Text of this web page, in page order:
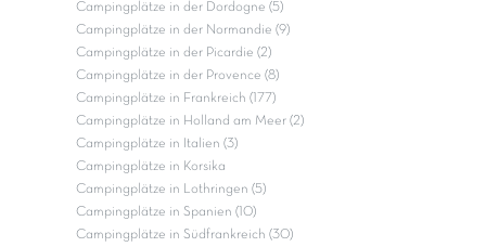
Campingplätze in der Dordogne (5)
Campingplätze in der Normandie (9)
Campingplätze in der Picardie (2)
Campingplätze in der Provence (8)
Campingplätze in Frankreich (177)
Campingplätze in Holland am Meer (2)
Campingplätze in Italien (3)
Campingplätze in Korsika
Campingplätze in Lothringen (5)
Campingplätze in Spanien (10)
Campingplätze in Südfrankreich (30)